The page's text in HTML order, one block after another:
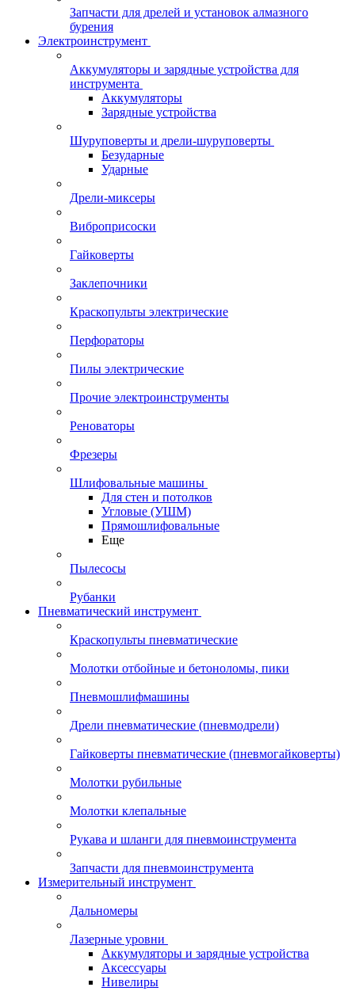
Запчасти для дрелей и установок алмазного
бурения
Электроинструмент
Аккумуляторы и зарядные устройства для
инструмента
Аккумуляторы
Зарядные устройства
Шуруповерты и дрели-шуруповерты
Безударные
Ударные
Дрели-миксеры
Виброприсоски
Гайковерты
Заклепочники
Краскопульты электрические
Перфораторы
Пилы электрические
Прочие электроинструменты
Реноваторы
Фрезеры
Шлифовальные машины
Для стен и потолков
Угловые (УШМ)
Прямошлифовальные
Еще
Пылесосы
Рубанки
Пневматический инструмент
Краскопульты пневматические
Молотки отбойные и бетоноломы, пики
Пневмошлифмашины
Дрели пневматические (пневмодрели)
Гайковерты пневматические (пневмогайковерты)
Молотки рубильные
Молотки клепальные
Рукава и шланги для пневмоинструмента
Запчасти для пневмоинструмента
Измерительный инструмент
Дальномеры
Лазерные уровни
Аккумуляторы и зарядные устройства
Аксессуары
Нивелиры